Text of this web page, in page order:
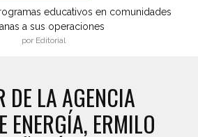
educativos en comunidades
a sus operaciones
por Editorial
DE LA AGENCIA
ENERGÍA, ERMILO